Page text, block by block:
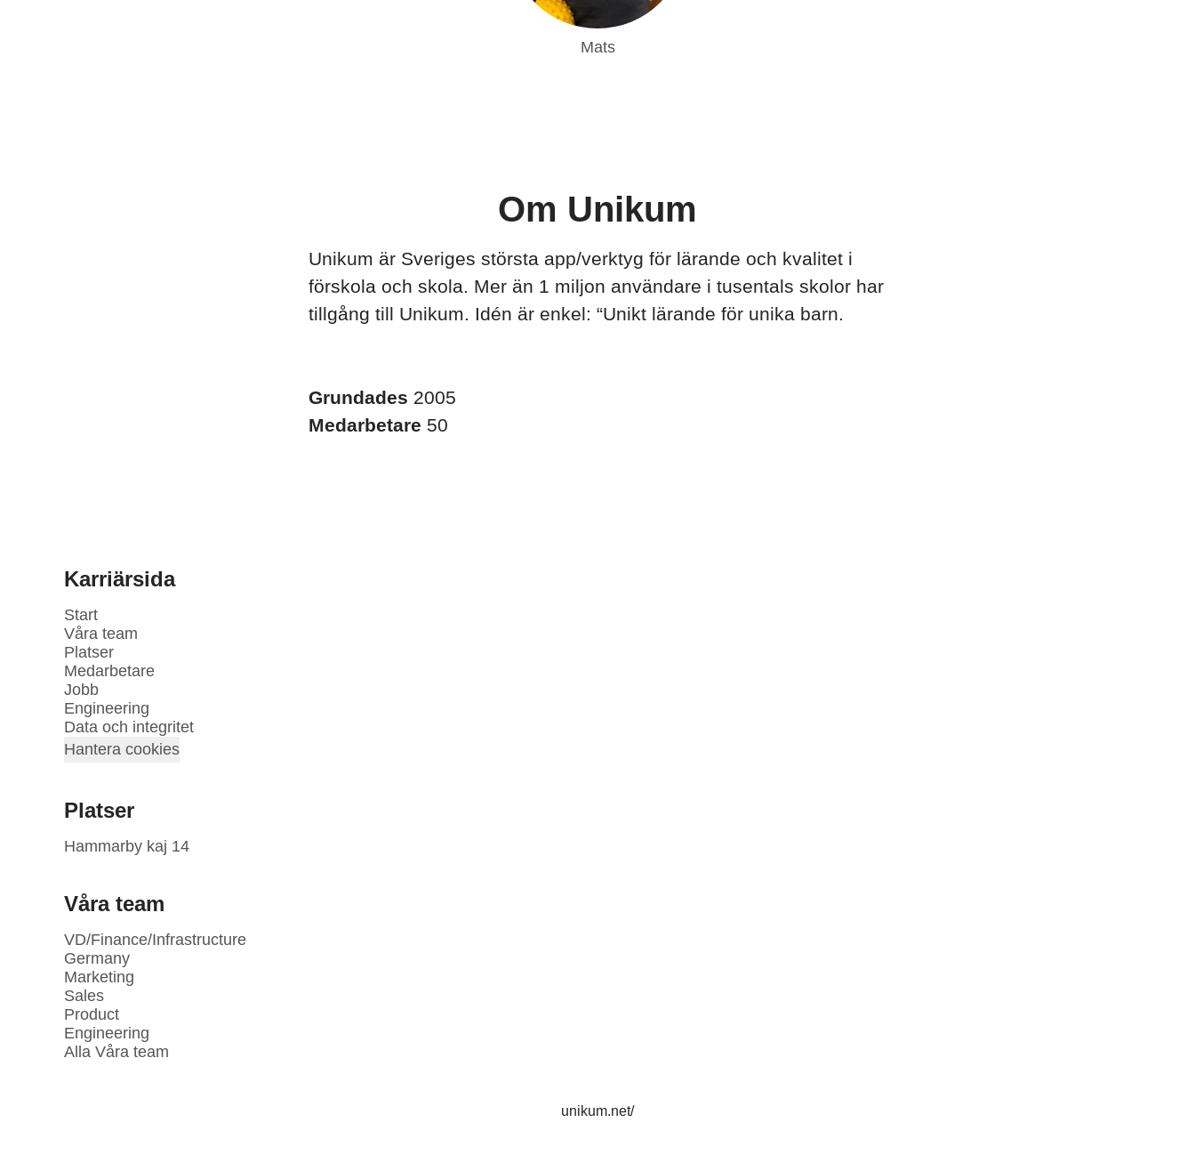
Mats
Om Unikum
Unikum är Sveriges största app/verktyg för lärande och kvalitet i
förskola och skola. Mer än 1 miljon användare i tusentals skolor har
tillgång till Unikum. Idén är enkel: “Unikt lärande för unika barn.
Grundades 2005
Medarbetare 50
Karriärsida
Start
Våra team
Platser
Medarbetare
Jobb
Engineering
Data och integritet
Hantera cookies
Platser
Hammarby kaj 14
Våra team
VD/Finance/Infrastructure
Germany
Marketing
Sales
Product
Engineering
Alla Våra team
unikum.net/